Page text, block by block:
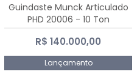
Guindaste Munck Articulado
PHD 20006 - 10 Ton
R$ 140.000,00
Lançamento